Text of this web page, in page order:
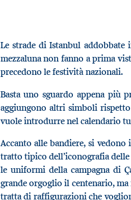
Le strade di Istanbul
mezzaluna non fanno a prima
precedono le festività nazionali.
Basta uno sguardo appena più
aggiungono altri simboli
vuole introdurre nel calendario
Accanto alle bandiere, si
tratto tipico dell’iconografia
le uniformi della campagna di
grande orgoglio il centenario,
tratta di raffigurazioni che